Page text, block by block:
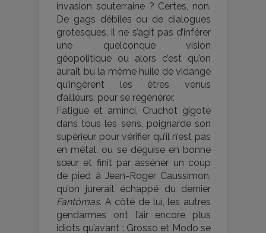
invasion souterraine ? Certes, non.
De gags débiles ou de dialogues
grotesques, il ne s’agit pas d’inférer
une quelconque vision
géopolitique ou alors c’est qu’on
aurait bu la même huile de vidange
qu’ingèrent les êtres venus
d’ailleurs, pour se régénérer.
Fatigué et aminci, Cruchot gigote
dans tous les sens, poignarde son
supérieur pour vérifier qu’il n’est pas
en métal, ou se déguise en bonne
sœur et finit par asséner un coup
de pied à Jean-Roger Caussimon,
qu’on jurerait échappé du dernier
Fantômas. A côté de lui, les autres
gendarmes ont l’air encore plus
idiots qu’avant : Grosso et Modo se